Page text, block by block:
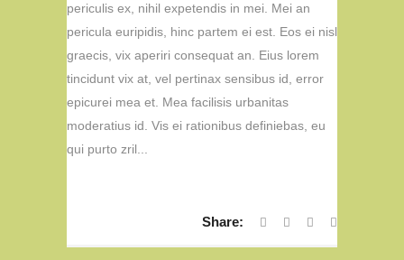
periculis ex, nihil expetendis in mei. Mei an
pericula euripidis, hinc partem ei est. Eos ei nisl
graecis, vix aperiri consequat an. Eius lorem
tincidunt vix at, vel pertinax sensibus id, error
epicurei mea et. Mea facilisis urbanitas
moderatius id. Vis ei rationibus definiebas, eu
qui purto zril...
Share: